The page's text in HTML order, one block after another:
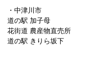
・中津川市
道の駅 加子母
花街道 農産物直売所
道の駅 きりら坂下